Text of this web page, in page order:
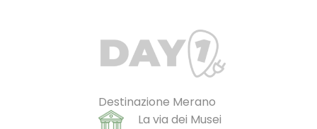
Destinazione Merano
La via dei Musei